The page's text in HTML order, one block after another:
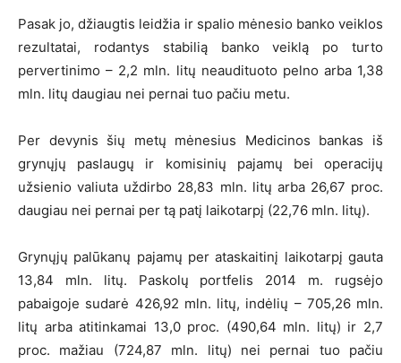
Pasak jo, džiaugtis leidžia ir spalio mėnesio banko veiklos
rezultatai, rodantys stabilią banko veiklą po turto
pervertinimo – 2,2 mln. litų neaudituoto pelno arba 1,38
mln. litų daugiau nei pernai tuo pačiu metu.
Per devynis šių metų mėnesius Medicinos bankas iš
grynųjų paslaugų ir komisinių pajamų bei operacijų
užsienio valiuta uždirbo 28,83 mln. litų arba 26,67 proc.
daugiau nei pernai per tą patį laikotarpį (22,76 mln. litų).
Grynųjų palūkanų pajamų per ataskaitinį laikotarpį gauta
13,84 mln. litų. Paskolų portfelis 2014 m. rugsėjo
pabaigoje sudarė 426,92 mln. litų, indėlių – 705,26 mln.
litų arba atitinkamai 13,0 proc. (490,64 mln. litų) ir 2,7
proc. mažiau (724,87 mln. litų) nei pernai tuo pačiu